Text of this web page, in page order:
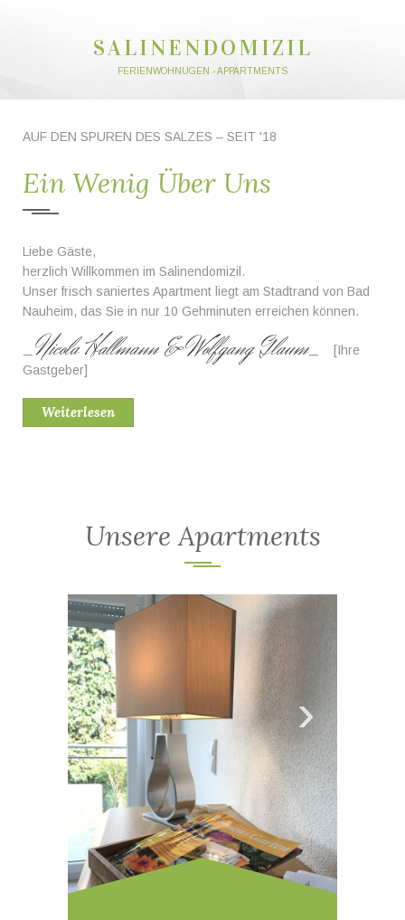
SALINENDOMIZIL
FERIENWOHNUGEN - APPARTMENTS
AUF DEN SPUREN DES SALZES – SEIT '18
Ein Wenig Über Uns
Liebe Gäste,
herzlich Willkommen im Salinendomizil.
Unser frisch saniertes Apartment liegt am Stadtrand von Bad
Nauheim, das Sie in nur 10 Gehminuten erreichen können.
_Nicola Hallmann & Wolfgang Glaum_
[Ihre
Gastgeber]
Weiterlesen
Unsere Apartments
‹ ›